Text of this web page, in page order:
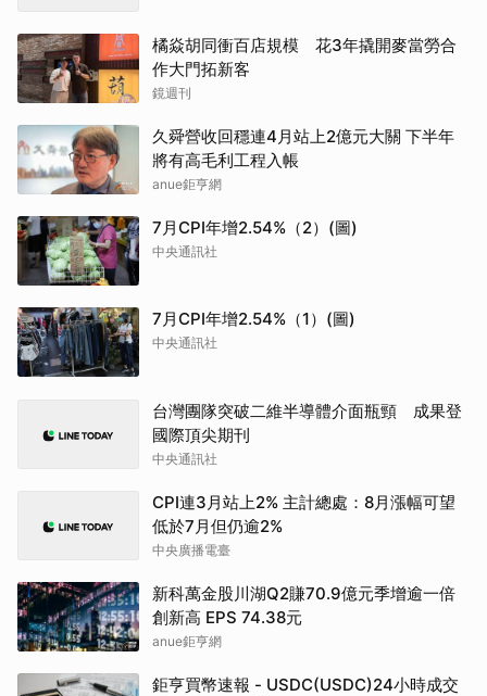
橘焱胡同衝百店規模 花3年撬開麥當勞合
作大門拓新客
鏡週刊
久舜營收回穩連4月站上2億元大關 下半年
將有高毛利工程入帳
anue鉅亨網
7月CPI年增2.54%（2）(圖)
中央通訊社
7月CPI年增2.54%（1）(圖)
中央通訊社
台灣團隊突破二維半導體介面瓶頸 成果登
國際頂尖期刊
中央通訊社
CPI連3月站上2% 主計總處：8月漲幅可望
低於7月但仍逾2%
中央廣播電臺
新科萬金股川湖Q2賺70.9億元季增逾一倍
創新高 EPS 74.38元
anue鉅亨網
鉅亨買幣速報 - USDC(USDC)24小時成交